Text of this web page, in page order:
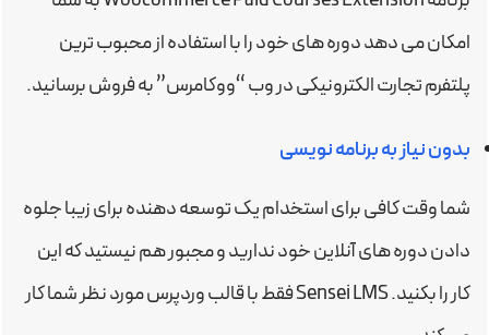
امکان می دهد دوره های خود را با استفاده از محبوب ترین
پلتفرم تجارت الکترونیکی در وب “ووکامرس” به فروش برسانید.
بدون نیاز به برنامه نویسی
شما وقت کافی برای استخدام یک توسعه دهنده برای زیبا جلوه
دادن دوره های آنلاین خود ندارید و مجبور هم نیستید که این
کار را بکنید. Sensei LMS فقط با قالب وردپرس مورد نظر شما کار